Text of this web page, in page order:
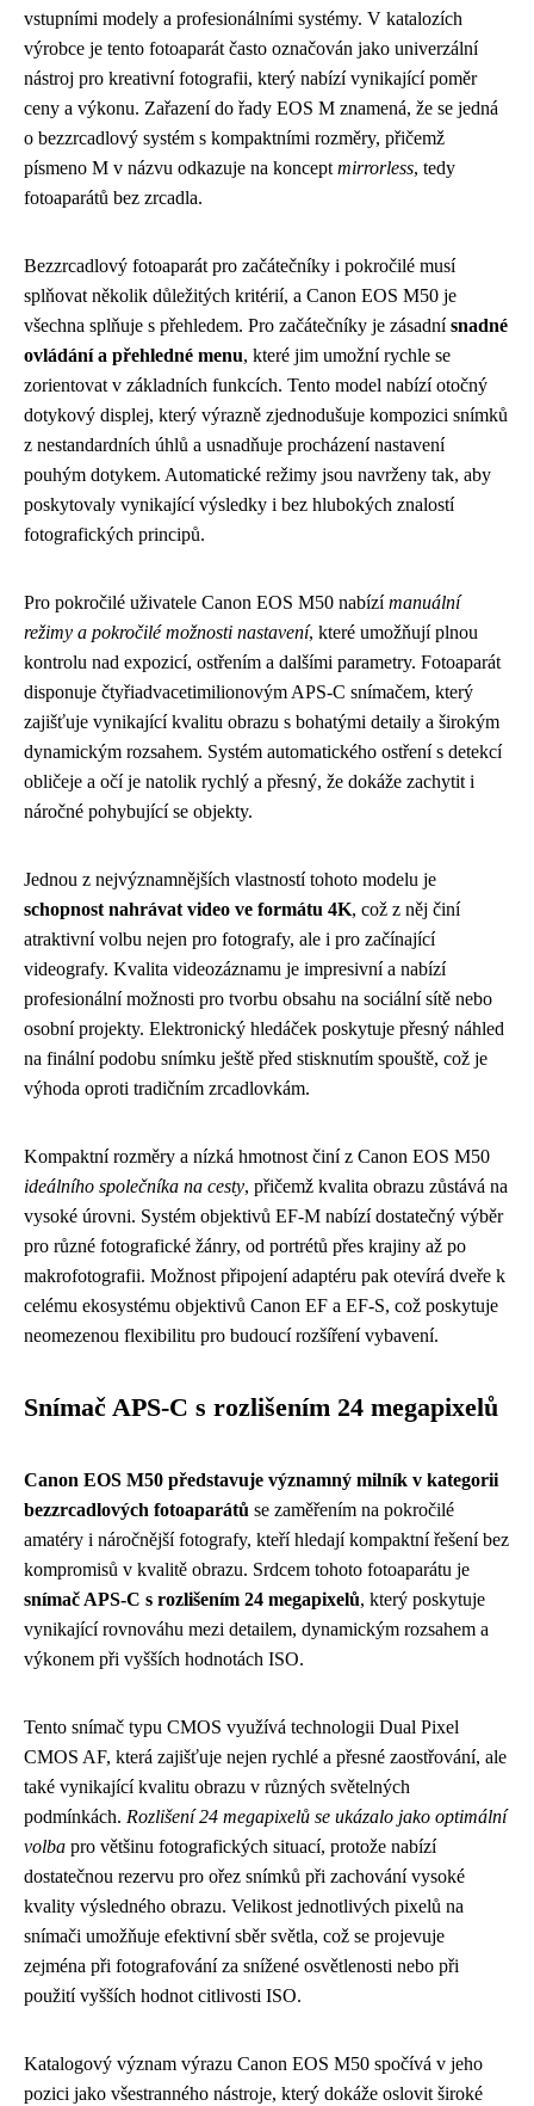
vstupními modely a profesionálními systémy. V katalozích
výrobce je tento fotoaparát často označován jako univerzální
nástroj pro kreativní fotografii, který nabízí vynikající poměr
ceny a výkonu. Zařazení do řady EOS M znamená, že se jedná
o bezzrcadlový systém s kompaktními rozměry, přičemž
písmeno M v názvu odkazuje na koncept mirrorless, tedy
fotoaparátů bez zrcadla.
Bezzrcadlový fotoaparát pro začátečníky i pokročilé musí
splňovat několik důležitých kritérií, a Canon EOS M50 je
všechna splňuje s přehledem. Pro začátečníky je zásadnísnadné
ovládání a přehledné menu, které jim umožní rychle se
zorientovat v základních funkcích. Tento model nabízí otočný
dotykový displej, který výrazně zjednodušuje kompozici snímků
z nestandardních úhlů a usnadňuje procházení nastavení
pouhým dotykem. Automatické režimy jsou navrženy tak, aby
poskytovaly vynikající výsledky i bez hlubokých znalostí
fotografických principů.
Pro pokročilé uživatele Canon EOS M50 nabízímanuální
režimy a pokročilé možnosti nastavení, které umožňují plnou
kontrolu nad expozicí, ostřením a dalšími parametry. Fotoaparát
disponuje čtyřiadvacetimilionovým APS-C snímačem, který
zajišťuje vynikající kvalitu obrazu s bohatými detaily a širokým
dynamickým rozsahem. Systém automatického ostření s detekcí
obličeje a očí je natolik rychlý a přesný, že dokáže zachytit i
náročné pohybující se objekty.
Jednou z nejvýznamnějších vlastností tohoto modelu je
schopnost nahrávat video ve formátu 4K, což z něj činí
atraktivní volbu nejen pro fotografy, ale i pro začínající
videografy. Kvalita videozáznamu je impresivní a nabízí
profesionální možnosti pro tvorbu obsahu na sociální sítě nebo
osobní projekty. Elektronický hledáček poskytuje přesný náhled
na finální podobu snímku ještě před stisknutím spouště, což je
výhoda oproti tradičním zrcadlovkám.
Kompaktní rozměry a nízká hmotnost činí z Canon EOS M50
ideálního společníka na cesty, přičemž kvalita obrazu zůstává na
vysoké úrovni. Systém objektivů EF-M nabízí dostatečný výběr
pro různé fotografické žánry, od portrétů přes krajiny až po
makrofotografii. Možnost připojení adaptéru pak otevírá dveře k
celému ekosystému objektivů Canon EF a EF-S, což poskytuje
neomezenou flexibilitu pro budoucí rozšíření vybavení.
Snímač APS-C s rozlišením 24 megapixelů
Canon EOS M50 představuje významný milník v kategorii
bezzrcadlových fotoaparátů se zaměřením na pokročilé
amatéry i náročnější fotografy, kteří hledají kompaktní řešení bez
kompromisů v kvalitě obrazu. Srdcem tohoto fotoaparátu je
snímač APS-C s rozlišením 24 megapixelů, který poskytuje
vynikající rovnováhu mezi detailem, dynamickým rozsahem a
výkonem při vyšších hodnotách ISO.
Tento snímač typu CMOS využívá technologii Dual Pixel
CMOS AF, která zajišťuje nejen rychlé a přesné zaostřování, ale
také vynikající kvalitu obrazu v různých světelných
podmínkách. Rozlišení 24 megapixelů se ukázalo jako optimální
volba pro většinu fotografických situací, protože nabízí
dostatečnou rezervu pro ořez snímků při zachování vysoké
kvality výsledného obrazu. Velikost jednotlivých pixelů na
snímači umožňuje efektivní sběr světla, což se projevuje
zejména při fotografování za snížené osvětlenosti nebo při
použití vyšších hodnot citlivosti ISO.
Katalogový význam výrazu Canon EOS M50 spočívá v jeho
pozici jako všestranného nástroje, který dokáže oslovit široké